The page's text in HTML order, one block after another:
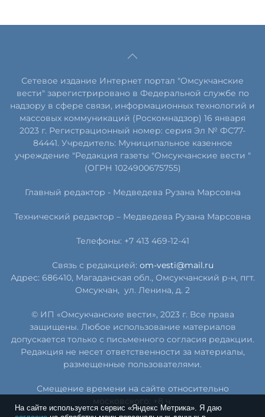
На сайте используется сервис «Яндекс Метрика». Я даю
Сетевое издание Интернет портал "Омсукчанские
вести" зарегистрировано в Федеральной службе по
надзору в сфере связи, информационных технологий и
массовых коммуникаций (Роскомнадзор) 16 января
2023 г. Регистрационный номер: серия Эл № ФС77-
84441. Учредитель: Муниципальное казенное
учреждение "Редакция газеты "Омсукчанские вести "
(ОГРН 1024900675755)
Главный редактор - Медведева Рузана Марсовна
Технический редактор – Медведева Рузана Марсовна
Телефоны: +7 413 469-12-41
Связь с редакцией: om-vesti@mail.ru
Адрес: 686410, Магаданская обл., Омсукчанский р-н, пгт.
Омсукчан, ул. Ленина, д. 2
© ИП «Омсукчанские вести», 2023 г. Все права
защищены. Любое использование материалов
допускается только с письменного согласия редакции.
Редакция не несет ответственности за материалы,
размещенные пользователями.
Смещение времени на сайте относительно
московского: +8 ч.